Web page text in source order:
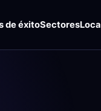
de éxitoSectores